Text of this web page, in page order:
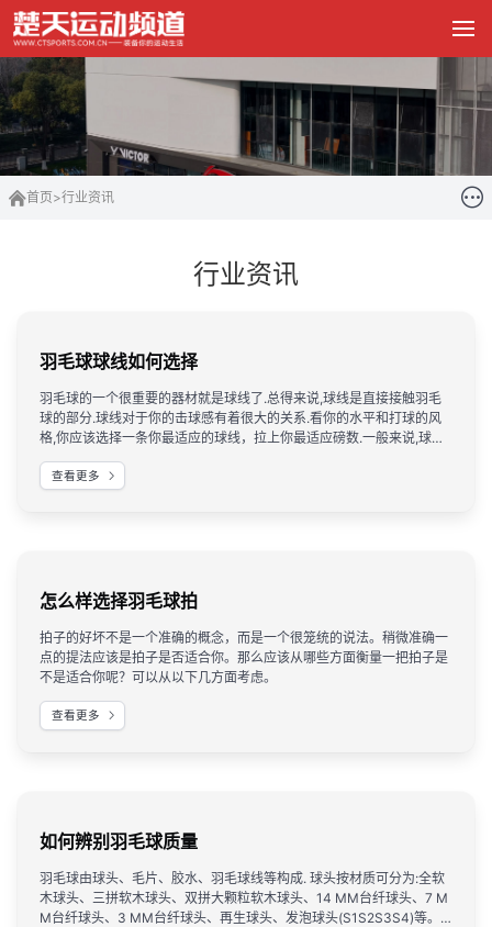
首页>行业资讯
行业资讯
羽毛球球线如何选择
羽毛球的一个很重要的器材就是球线了.总得来说,球线是直接接触羽毛
球的部分.球线对于你的击球感有着很大的关系.看你的水平和打球的风
格,你应该选择一条你最适应的球线，拉上你最适应磅数.一般来说,球线
厂家都会在球线包装背后写上球线的特征.
查看更多
怎么样选择羽毛球拍
拍子的好坏不是一个准确的概念，而是一个很笼统的说法。稍微准确一
点的提法应该是拍子是否适合你。那么应该从哪些方面衡量一把拍子是
不是适合你呢？可以从以下几方面考虑。
查看更多
如何辨别羽毛球质量
羽毛球由球头、毛片、胶水、羽毛球线等构成. 球头按材质可分为:全软
木球头、三拼软木球头、双拼大颗粒软木球头、14 MM台纤球头、7 M
M台纤球头、3 MM台纤球头、再生球头、发泡球头(S1S2S3S4)等。